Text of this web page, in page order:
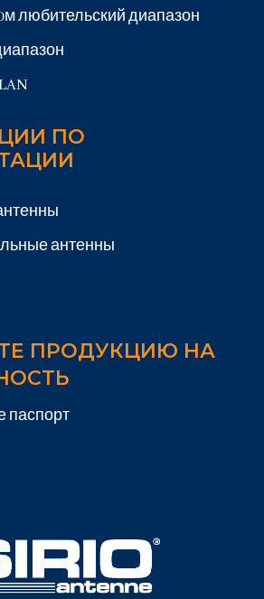
любительский диапазон
ПО
антенны
ПРОДУКЦИЮ НА
паспорт